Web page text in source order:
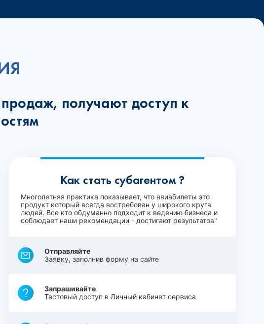
получают доступ к
Как стать субагентом ?
Многолетняя практика показывает, что авиабилеты это
продукт который всегда востребован у широкого круга
людей. Все кто обдуманно подходит к ведению бизнеса и
соблюдает наши рекомендации - достигают результатов"
Отправляйте
Заявку, заполнив форму на сайте
Запрашивайте
Тестовый доступ в Личный кабинет сервиса